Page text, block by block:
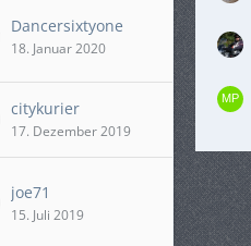
Dancersixtyone
18. Januar 2020
citykurier
17. Dezember 2019
joe71
15. Juli 2019